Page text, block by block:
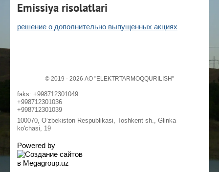
Emissiya risolatlari
решение о дополнительно выпущенных акциях
© 2019 - 2026 АО "ELEKTRTARMOQQURILISH"
faks: +998712301049
+998712301036
+998712301039
100070, O‘zbekiston Respublikasi, Toshkent sh., Glinka
ko'chasi, 19
Powered by